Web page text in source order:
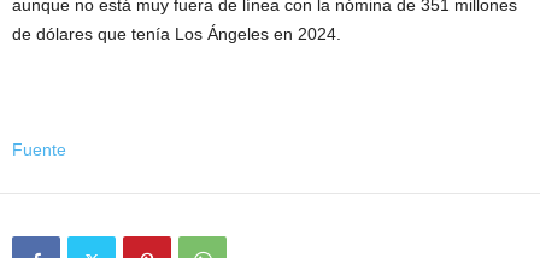
aunque no está muy fuera de línea con la nómina de 351 millones
de dólares que tenía Los Ángeles en 2024.
Fuente